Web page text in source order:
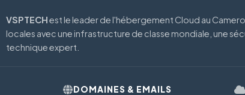
VSPTECHest le leader de l'hébergement Cloud au
locales avec une infrastructure de classe mondiale, une
technique expert.
DOMAINES & EMAILS